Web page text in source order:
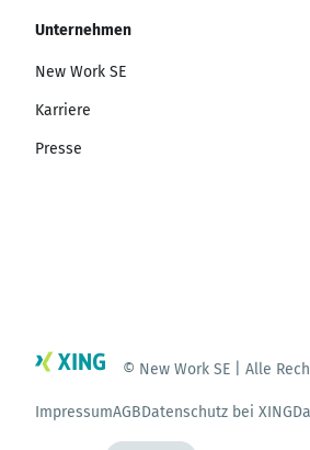
Unternehmen
New Work SE
Karriere
Presse
© New Work SE | Alle
ImpressumAGBDatenschutz bei XING